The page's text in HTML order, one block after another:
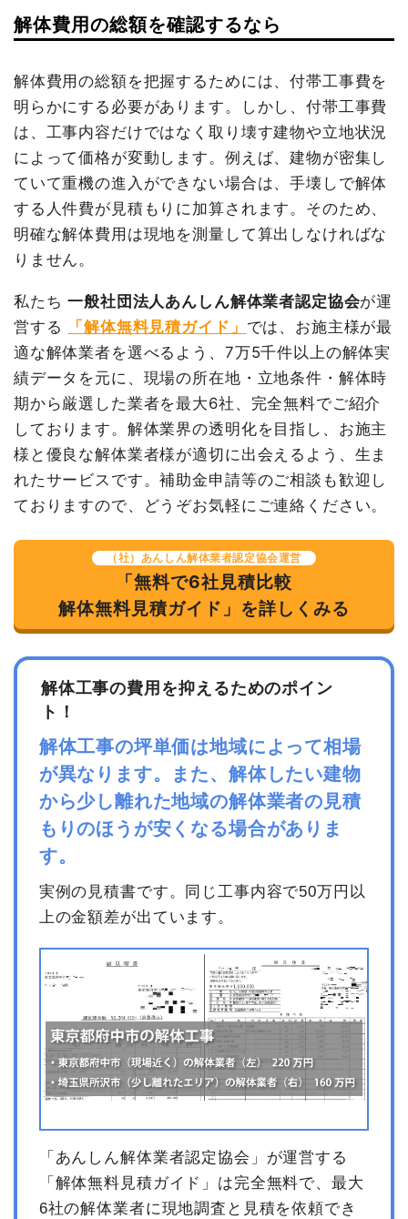
品名 数量 単価
金額
鉄骨造住宅60坪3階建
て
60坪
68,702
円
4,122,110円
狭小地加算 32坪 9,380円
300,160円
養生費
364m² 1,200円
436,800円
室外設備・機器撤去
36m² 16,874円
607,450円
値引き
3,520円
小計
6,200,000
円
消費税
620,000円
合計金額
6,820,000
円
建物の種類/構造 内装解体店舗1階建て
建物解体費用 20万2,960円
総額 24万円
品名 数量 単価
金額
内装解体店舗7坪1階建て
7坪 28,994円
202,960円
養生費
諸経費
25,000円
値引き
9,778円
小計
218,182円
消費税
21,818円
合計金額
240,000円
建物の種類/構造 内装解体ビル1階建て
坪数 39坪
建物解体費用 136万9,438円
総額 200万円
品名 数量 単価
内装解体ビル39坪1階建
円
円
養生費
128m² 312円
39,970円
諸経費
515,720円
値引き
106,946円
小計
消費税
181,818円
合計金額
解体費用の総額を確認するなら
解体費用の総額を把握するためには、付帯工事費を
明らかにする必要があります。しかし、付帯工事費
は、工事内容だけではなく取り壊す建物や立地状況
によって価格が変動します。例えば、建物が密集し
ていて重機の進入ができない場合は、手壊しで解体
する人件費が見積もりに加算されます。そのため、
明確な解体費用は現地を測量して算出しなければな
りません。
私たち一般社団法人あんしん解体業者認定協会が運
営する
「解体無料見積ガイド」 では、お施主様が最
適な解体業者を選べるよう、7万5千件以上の解体実
績データを元に、現場の所在地・立地条件・解体時
期から厳選した業者を最大6社、完全無料でご紹介
しております。解体業界の透明化を目指し、お施主
様と優良な解体業者様が適切に出会えるよう、生ま
れたサービスです。補助金申請等のご相談も歓迎し
ておりますので、どうぞお気軽にご連絡ください。
（社）あんしん解体業者認定協会運営
「無料で6社見積比較
解体無料見積ガイド」を詳しくみる
解体工事の費用を抑えるためのポイン
ト！
解体工事の坪単価は地域によって相場
が異なります。また、解体したい建物
から少し離れた地域の解体業者の見積
もりのほうが安くなる場合がありま
す。
実例の見積書です。同じ工事内容で50万円以
上の金額差が出ています。
「あんしん解体業者認定協会」が運営する
「解体無料見積ガイド」は完全無料で、最大
6社の解体業者に現地調査と見積を依頼でき